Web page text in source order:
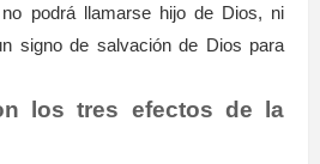
podrá llamarse hijo de Dios, ni
signo de salvación de Dios para
los tres efectos de la